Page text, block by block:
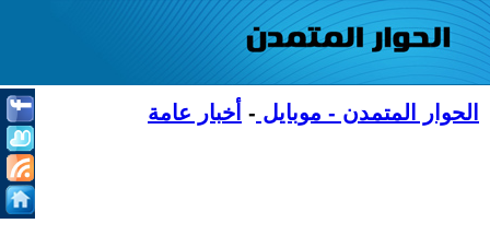
الحوار المتمدن - موبايل - أخبار عامة